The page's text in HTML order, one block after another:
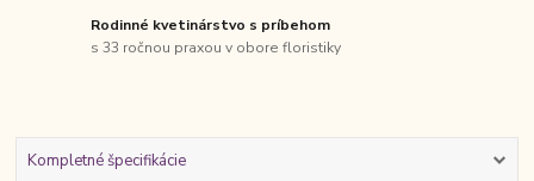
Rodinné kvetinárstvo s príbehom
s 33 ročnou praxou v obore floristiky
Kompletné špecifikácie